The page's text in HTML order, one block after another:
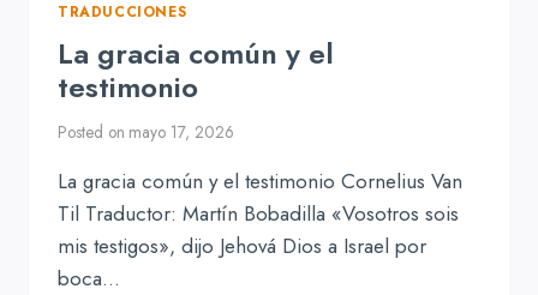
TRADUCCIONES
La gracia común y el
testimonio
Posted on mayo 17, 2026
La gracia común y el testimonio Cornelius Van
Til Traductor: Martín Bobadilla «Vosotros sois
mis testigos», dijo Jehová Dios a Israel por
boca…